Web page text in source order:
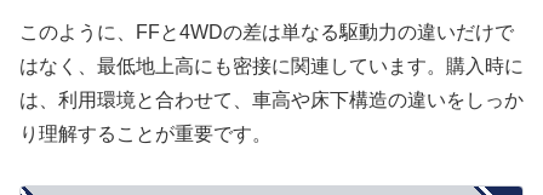
このように、FFと4WDの差は単なる駆動力の違いだけで
はなく、最低地上高にも密接に関連しています。購入時に
は、利用環境と合わせて、車高や床下構造の違いをしっか
り理解することが重要です。